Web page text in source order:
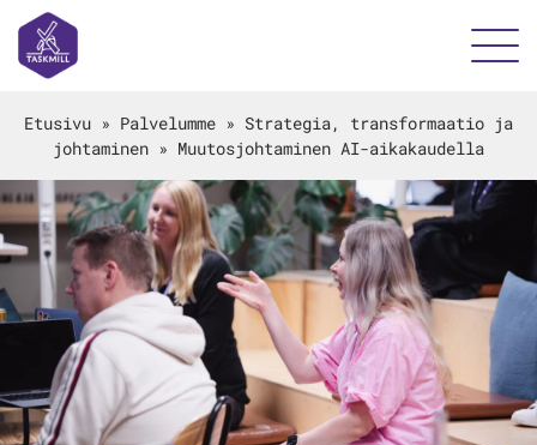
Etusivu » Palvelumme » Strategia, transformaatio ja
johtaminen » Muutosjohtaminen AI-aikakaudella